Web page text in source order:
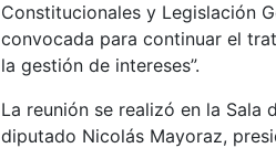
Constitucionales y Legislación
convocada para continuar el
la gestión de intereses”.
La reunión se realizó en la Sala
diputado Nicolás Mayoraz,